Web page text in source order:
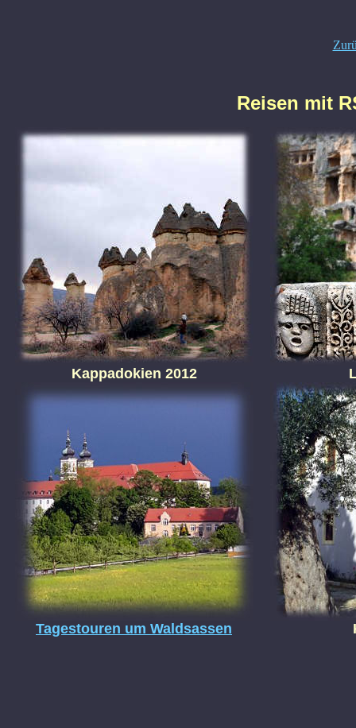
Reisen mit
Kappadokien 2012
Tagestouren um Waldsassen